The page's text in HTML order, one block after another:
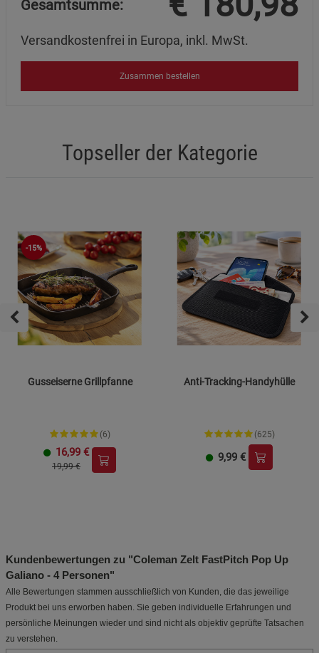
Gesamtsumme:
Versandkostenfrei in Europa, inkl. MwSt.
Zusammen bestellen
Topseller der Kategorie
-15%
Gusseiserne Grillpfanne
(6)
16,99 €
19,99 €
Anti-Tracking-Handyhülle
(625)
9,99 €
Kundenbewertungen zu "Coleman Zelt FastPitch Pop Up
Galiano - 4 Personen"
Alle Bewertungen stammen ausschließlich von Kunden, die das jeweilige
Produkt bei uns erworben haben. Sie geben individuelle Erfahrungen und
persönliche Meinungen wieder und sind nicht als objektiv geprüfte Tatsachen
zu verstehen.